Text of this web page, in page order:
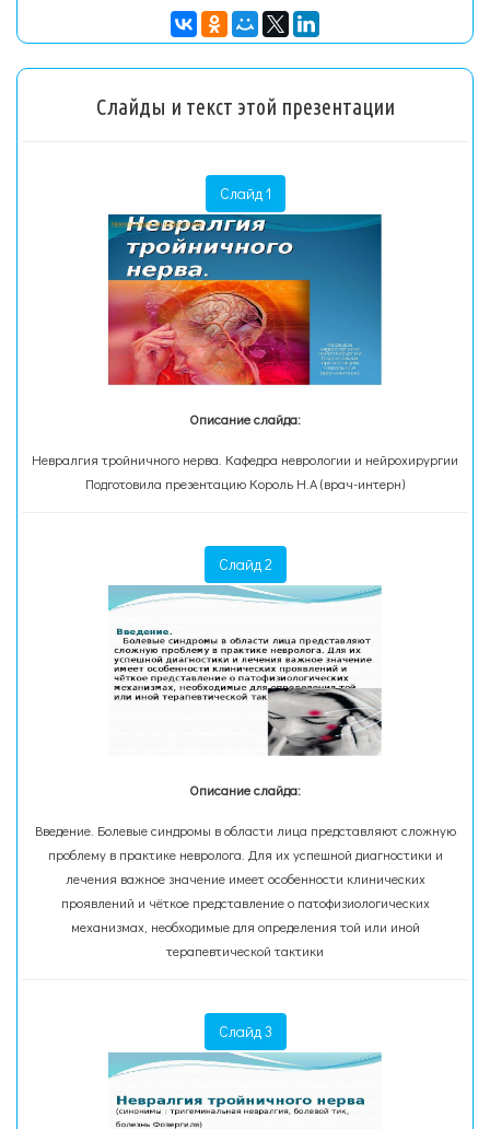
Слайды и текст этой презентации
Слайд 1
Описание слайда:
Невралгия тройничного нерва. Кафедра неврологии и нейрохирургии
Подготовила презентацию Король Н.А (врач-интерн)
Слайд 2
Описание слайда:
Введение. Болевые синдромы в области лица представляют сложную
проблему в практике невролога. Для их успешной диагностики и
лечения важное значение имеет особенности клинических
проявлений и чёткое представление о патофизиологических
механизмах, необходимые для определения той или иной
терапевтической тактики
Слайд 3